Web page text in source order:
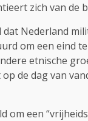
zich van de
Nederland
om een eind
etnische
de dag van
een